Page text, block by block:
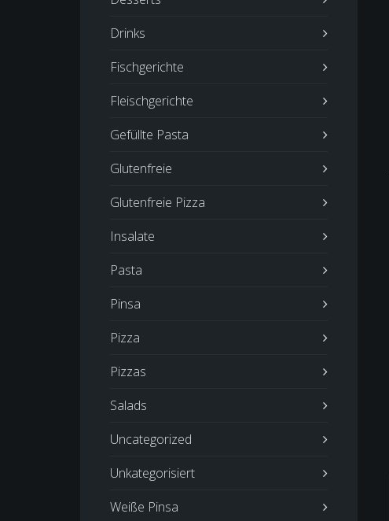
Drinks
Fischgerichte
Fleischgerichte
Gefüllte Pasta
Glutenfreie
Glutenfreie Pizza
Insalate
Pasta
Pinsa
Pizza
Pizzas
Salads
Uncategorized
Unkategorisiert
Weiße Pinsa